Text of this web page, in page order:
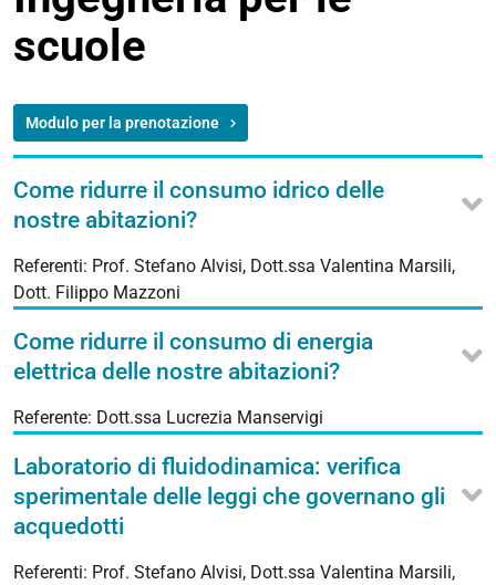
scuole
Modulo per la prenotazione
Come ridurre il consumo idrico delle
nostre abitazioni?
Referenti: Prof. Stefano Alvisi, Dott.ssa Valentina Marsili,
Dott. Filippo Mazzoni
Come ridurre il consumo di energia
elettrica delle nostre abitazioni?
Referente: Dott.ssa Lucrezia Manservigi
Laboratorio di fluidodinamica: verifica
sperimentale delle leggi che governano gli
acquedotti
Referenti: Prof. Stefano Alvisi, Dott.ssa Valentina Marsili,